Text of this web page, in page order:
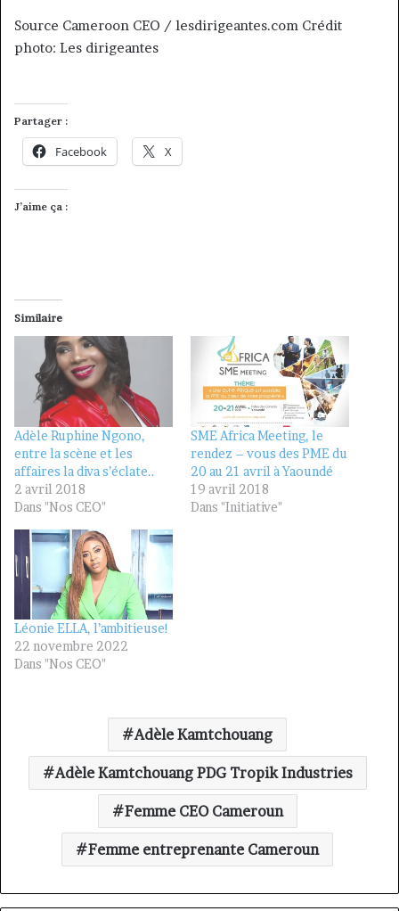
Source Cameroon CEO / lesdirigeantes.com Crédit
photo: Les dirigeantes
Partager :
Facebook X
J’aime ça :
Similaire
Adèle Ruphine Ngono,
entre la scène et les
affaires la diva s’éclate..
2 avril 2018
Dans "Nos CEO"
SME Africa Meeting, le
rendez – vous des PME du
20 au 21 avril à Yaoundé
19 avril 2018
Dans "Initiative"
Léonie ELLA, l’ambitieuse!
22 novembre 2022
Dans "Nos CEO"
Adèle Kamtchouang
Adèle Kamtchouang PDG Tropik Industries
Femme CEO Cameroun
Femme entreprenante Cameroun